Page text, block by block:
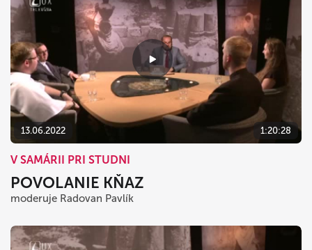
13.06.2022 1:20:28
V SAMÁRII PRI STUDNI
POVOLANIE KŇAZ
moderuje Radovan Pavlík